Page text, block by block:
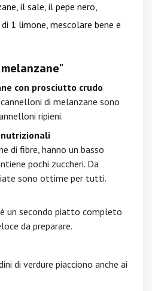
il sale, il pepe nero,
1 limone, mescolare bene e
con prosciutto crudo
di melanzane sono
ripieni.
di fibre, hanno un basso
pochi zuccheri. Da
sono ottime per tutti.
un secondo piatto completo
da preparare.
di verdure piacciono anche ai